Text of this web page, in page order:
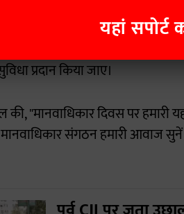
करने वाले बंदियों को
पर्याप्त नहीं है,इसलिए एसटीडी
प्रदान किया जाए।
"मानवाधिकार दिवस पर हमारी
संगठन हमारी आवाज
यहां सपोर्ट